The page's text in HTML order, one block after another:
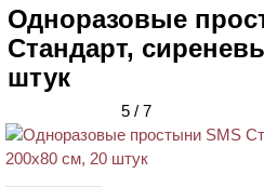
Одноразовые
Стандарт,
штук
5 / 7